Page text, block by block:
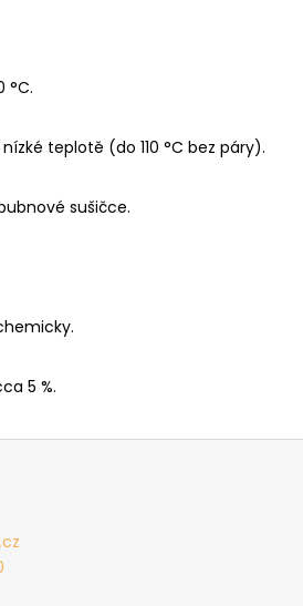
°C.
teplotě (do 110 °C bez páry).
sušičce.
5 %.